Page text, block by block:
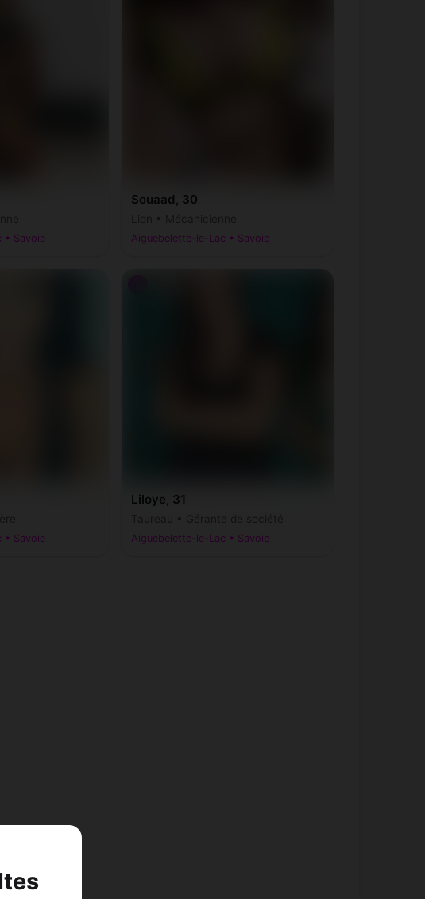
• Savoie
Souaad, 30
Aiguebelette-le-Lac • Savoie
• Savoie
Liloye, 31
Aiguebelette-le-Lac • Savoie